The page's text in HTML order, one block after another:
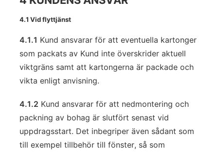
4.1 Vid flyttjänst
4.1.1 Kund ansvarar för att eventuella kartonger
som packats av Kund inte överskrider aktuell
viktgräns samt att kartongerna är packade och
vikta enligt anvisning.
4.1.2 Kund ansvarar för att nedmontering och
packning av bohag är slutfört senast vid
uppdragsstart. Det inbegriper även sådant som
till exempel tillbehör till fönster, så som